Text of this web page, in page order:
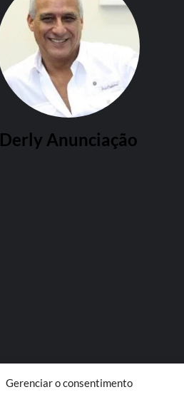
Gerenciar o consentimento
Derly Anunciação